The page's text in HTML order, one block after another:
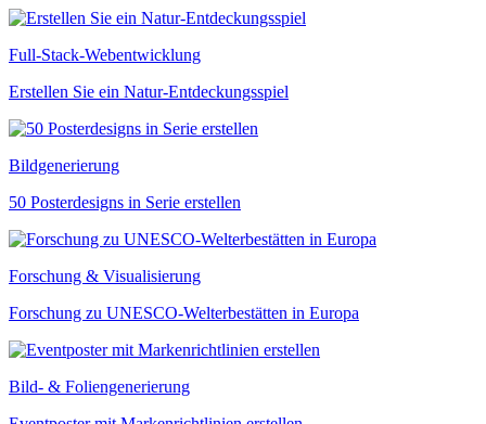
Full-Stack-Webentwicklung
Erstellen Sie ein Natur-Entdeckungsspiel
Bildgenerierung
50 Posterdesigns in Serie erstellen
Forschung & Visualisierung
Forschung zu UNESCO-Welterbestätten in Europa
Bild- & Foliengenerierung